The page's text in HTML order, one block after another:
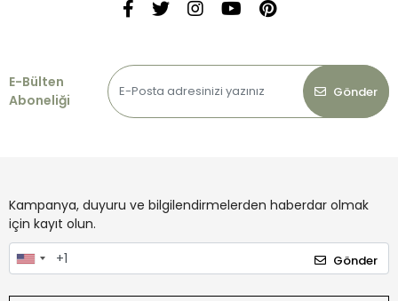
E-Bülten
Aboneliği
Gönder
Kampanya, duyuru ve bilgilendirmelerden haberdar olmak
için kayıt olun.
Gönder